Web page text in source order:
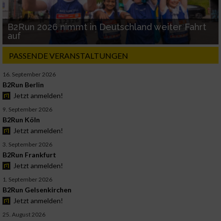
B2Run 2026 nimmt in Deutschland weiter Fahrt
auf
PASSENDE VERANSTALTUNGEN
16. September 2026
B2Run Berlin
Jetzt anmelden!
9. September 2026
B2Run Köln
Jetzt anmelden!
3. September 2026
B2Run Frankfurt
Jetzt anmelden!
1. September 2026
B2Run Gelsenkirchen
Jetzt anmelden!
25. August 2026